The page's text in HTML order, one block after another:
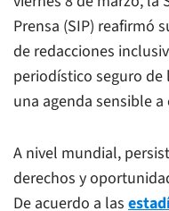
Prensa (SIP) reafirmó
de redacciones
periodístico seguro
una agenda sensible
A nivel mundial,
derechos y
De acuerdo a las